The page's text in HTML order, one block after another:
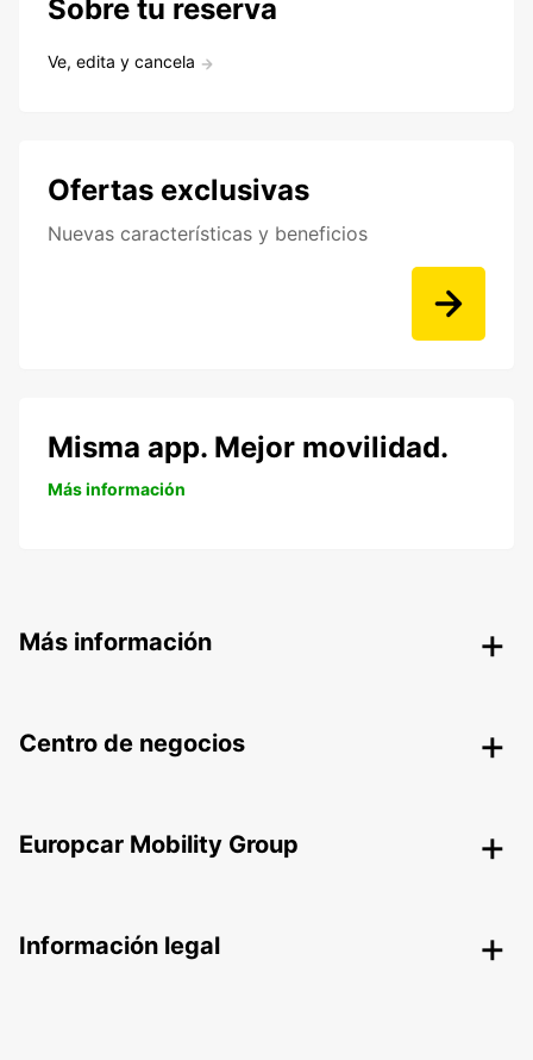
Sobre tu reserva
Ve, edita y cancela
Ofertas exclusivas
Nuevas características y beneficios
Misma app. Mejor movilidad.
Más información
Más información
Centro de negocios
Europcar Mobility Group
Información legal